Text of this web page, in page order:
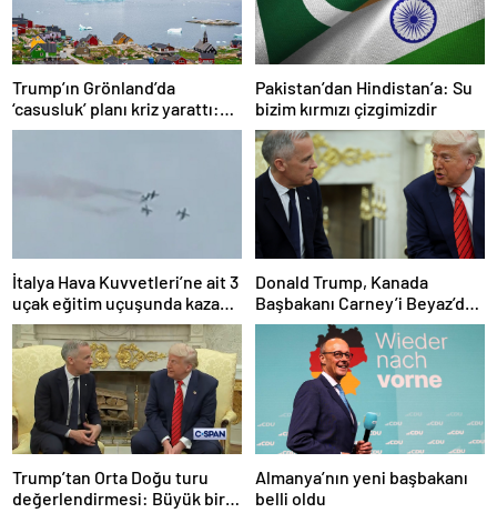
Trump’ın Grönland’da
‘casusluk’ planı kriz yarattı:
Danimarka ABD elçisini
Pakistan’dan Hindistan’a: Su
bizim kırmızı çizgimizdir
İtalya Hava Kuvvetleri’ne ait 3
uçak eğitim uçuşunda kaza
yaptı
Donald Trump, Kanada
Başbakanı Carney’i Beyaz’da
ağırladı
Trump’tan Orta Doğu turu
değerlendirmesi: Büyük bir
Almanya’nın yeni başbakanı
belli oldu